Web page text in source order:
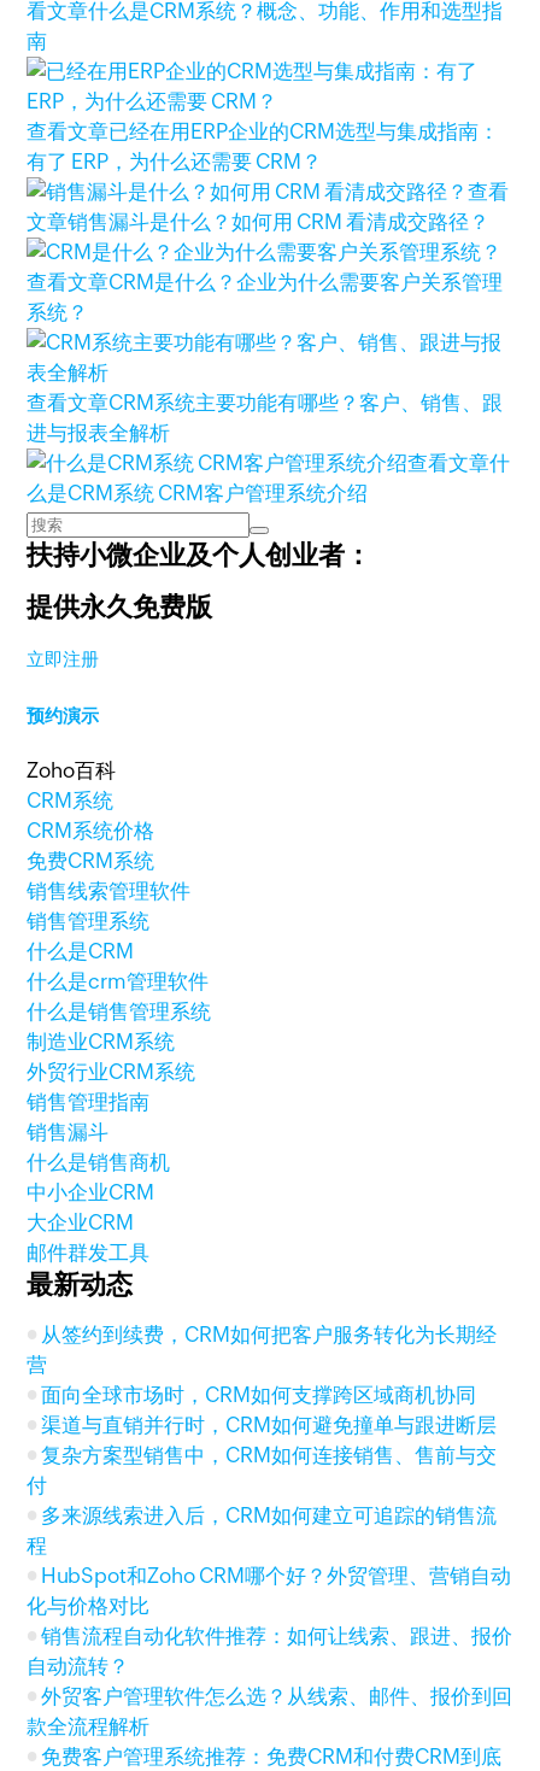
看文章什么是CRM系统？概念、功能、作用和选型指
南
查看文章已经在用ERP企业的CRM选型与集成指南：
有了 ERP，为什么还需要 CRM？
查看
文章销售漏斗是什么？如何用 CRM 看清成交路径？
查看文章CRM是什么？企业为什么需要客户关系管理
系统？
查看文章CRM系统主要功能有哪些？客户、销售、跟
进与报表全解析
查看文章什
么是CRM系统 CRM客户管理系统介绍
扶持小微企业及个人创业者：
提供永久免费版
立即注册
预约演示
Zoho百科
CRM系统
CRM系统价格
免费CRM系统
销售线索管理软件
销售管理系统
什么是CRM
什么是crm管理软件
什么是销售管理系统
制造业CRM系统
外贸行业CRM系统
销售管理指南
销售漏斗
什么是销售商机
中小企业CRM
大企业CRM
邮件群发工具
最新动态
从签约到续费，CRM如何把客户服务转化为长期经
营
面向全球市场时，CRM如何支撑跨区域商机协同
渠道与直销并行时，CRM如何避免撞单与跟进断层
复杂方案型销售中，CRM如何连接销售、售前与交
付
多来源线索进入后，CRM如何建立可追踪的销售流
程
HubSpot和Zoho CRM哪个好？外贸管理、营销自动
化与价格对比
销售流程自动化软件推荐：如何让线索、跟进、报价
自动流转？
外贸客户管理软件怎么选？从线索、邮件、报价到回
款全流程解析
免费客户管理系统推荐：免费CRM和付费CRM到底